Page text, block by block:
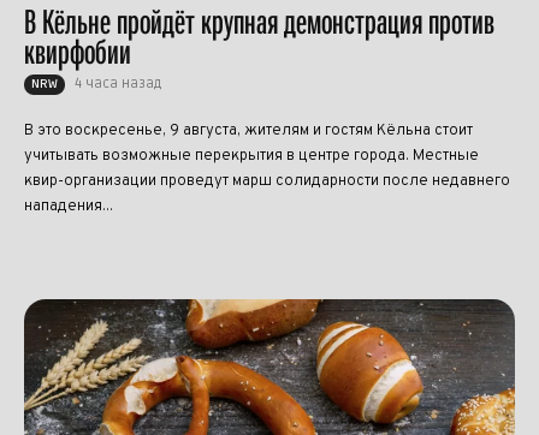
В Кёльне пройдёт крупная демонстрация против
квирфобии
NRW 4 часа назад
В это воскресенье, 9 августа, жителям и гостям Кёльна стоит
учитывать возможные перекрытия в центре города. Местные
квир-организации проведут марш солидарности после недавнего
нападения...